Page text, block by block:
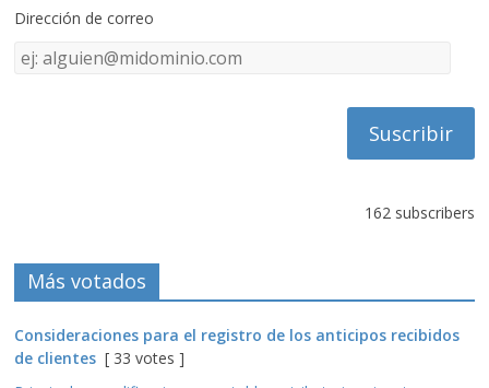
Dirección de correo
Dirección
de
162 subscribers
Más votados
Consideraciones para el registro de los anticipos recibidos
de clientes [ 33 votes ]